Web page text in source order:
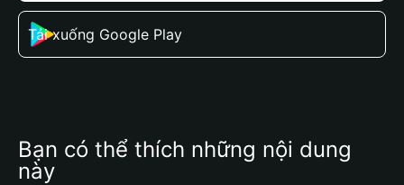
Tải xuống Google Play
Bạn có thể thích những nội dung
này